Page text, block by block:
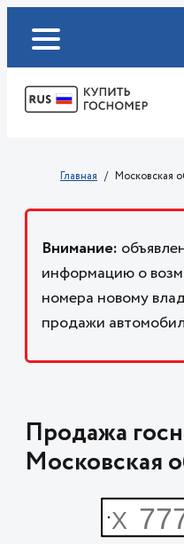
Главная Московская
Внимание:
информацию о
номера новому
продажи
Продажа
Московская